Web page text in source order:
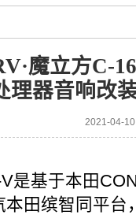
魔立方C-
理器音响改
2021-04-
是基于本田
田缤智同平台